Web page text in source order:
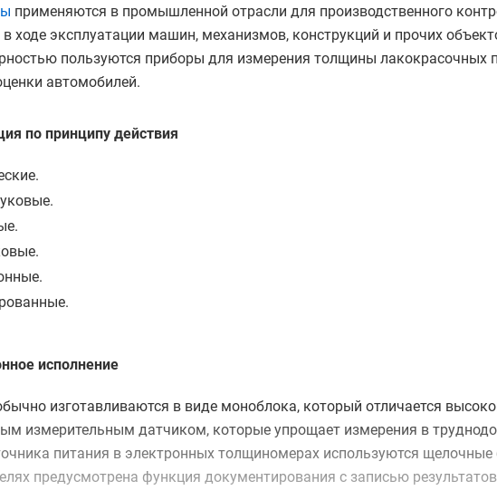
применяются в промышленной отрасли для производственного
в ходе эксплуатации машин, механизмов, конструкций и прочих
пользуются приборы для измерения толщины лакокрасочных
автомобилей.
по принципу действия
исполнение
изготавливаются в виде моноблока, который отличается
измерительным датчиком, которые упрощает измерения в
питания в электронных толщиномерах используются
предусмотрена функция документирования с записью